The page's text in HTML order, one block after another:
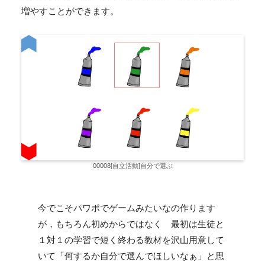
増やすことができます。
00008[自立活動]自分で選ぶ
今でこそパワポでゲームみたいなの作ります
が，もちろん初めからではなく 最初は生徒と
１対１の学習で短く終わる教材を沢山用意して
いて「何するか自分で選んでほしいなぁ」と思